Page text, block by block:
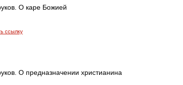
О каре Божией
ссылку
О предназначении христианина